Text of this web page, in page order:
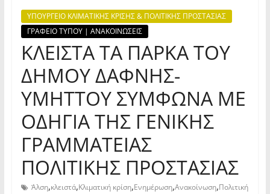
ΥΠΟΥΡΓΕΙΟ ΚΛΙΜΑΤΙΚΗΣ ΚΡΙΣΗΣ & ΠΟΛΙΤΙΚΗΣ ΠΡΟΣΤΑΣΙΑΣ
ΓΡΑΦΕΙΟ ΤΥΠΟΥ | ΑΝΑΚΟΙΝΩΣΕΙΣ
ΚΛΕΙΣΤΑ ΤΑ ΠΑΡΚΑ ΤΟΥ
ΔΗΜΟΥ ΔΑΦΝΗΣ-
ΥΜΗΤΤΟΥ ΣΥΜΦΩΝΑ ΜΕ
ΟΔΗΓΙΑ ΤΗΣ ΓΕΝΙΚΗΣ
ΓΡΑΜΜΑΤΕΙΑΣ
ΠΟΛΙΤΙΚΗΣ ΠΡΟΣΤΑΣΙΑΣ
Άλση,κλειστά,Κλιματική κρίση,Ενημέρωση,Ανακοίνωση,Πολιτική